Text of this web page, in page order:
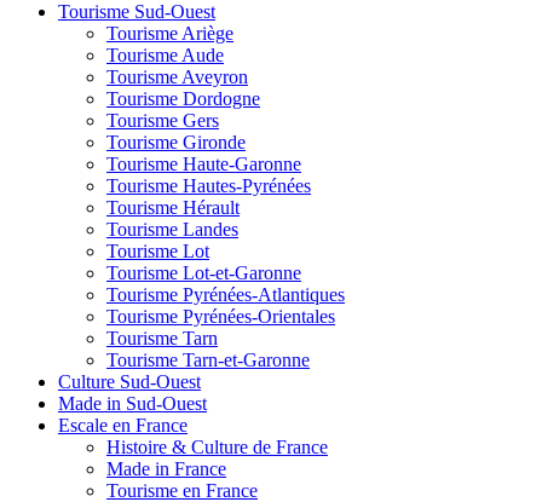
Tourisme Sud-Ouest
Tourisme Ariège
Tourisme Aude
Tourisme Aveyron
Tourisme Dordogne
Tourisme Gers
Tourisme Gironde
Tourisme Haute-Garonne
Tourisme Hautes-Pyrénées
Tourisme Hérault
Tourisme Landes
Tourisme Lot
Tourisme Lot-et-Garonne
Tourisme Pyrénées-Atlantiques
Tourisme Pyrénées-Orientales
Tourisme Tarn
Tourisme Tarn-et-Garonne
Culture Sud-Ouest
Made in Sud-Ouest
Escale en France
Histoire & Culture de France
Made in France
Tourisme en France